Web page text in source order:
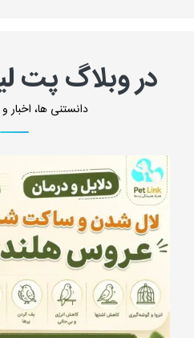
در وبلاگ پت
دانستنی ها، اخبار